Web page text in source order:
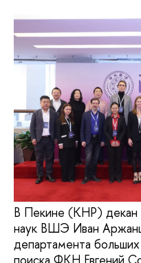
В Пекине (КНР) декан
наук ВШЭ Иван
департамента